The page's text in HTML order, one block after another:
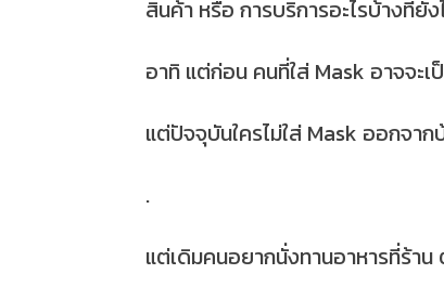
สินค้า หรือ การบริการอะไรบ้างที่
อาทิ แต่ก่อน คนที่ใส่ Mask อาจจะ
แต่ปัจจุบันใครไม่ใส่ Mask ออกจา
.
แต่เดิมคนอยากนั่งทานอาหารที่ร้า